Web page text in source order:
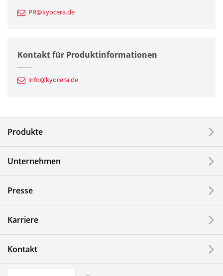
Feinkeramik-Komponenten
Automotive Komponenten
Elektronische Komponenten & Geräte
Optische Komponenten
Photovoltaiksysteme
Küchenprodukte
PR@kyocera.de
Kontakt für Produktinformationen
info@kyocera.de
Produkte
Unternehmen
Presse
Karriere
Kontakt